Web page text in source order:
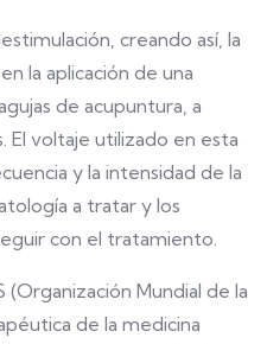
creando así, la
la aplicación de una
de acupuntura, a
El voltaje utilizado en esta
y la intensidad de la
a tratar y los
con el tratamiento.
Mundial de la
de la medicina